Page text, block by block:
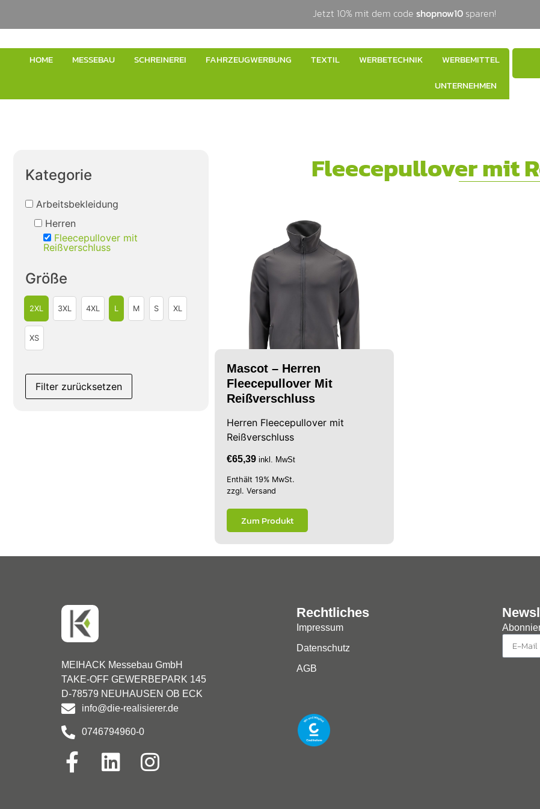
Jetzt 10% mit dem code shopnow10sparen!
HOME MESSEBAU SCHREINEREI FAHRZEUGWERBUNG TEXTIL WERBETECHNIK
WERBEMITTEL
UNTERNEHMEN
Kategorie
Arbeitsbekleidung
Herren
Fleecepullover mit
Reißverschluss
Größe
2XL 3XL 4XL L M S XL
XS
Filter zurücksetzen
Fleecepullover mit
Mascot – Herren
Fleecepullover Mit
Reißverschluss
Herren Fleecepullover mit
Reißverschluss
€65,39 inkl. MwSt
Enthält 19% MwSt.
zzgl. Versand
Zum Produkt
MEIHACK Messebau GmbH
TAKE-OFF GEWERBEPARK 145
D-78579 NEUHAUSEN OB ECK
info@die-realisierer.de
0746794960-0
Rechtliches
Impressum
Datenschutz
AGB